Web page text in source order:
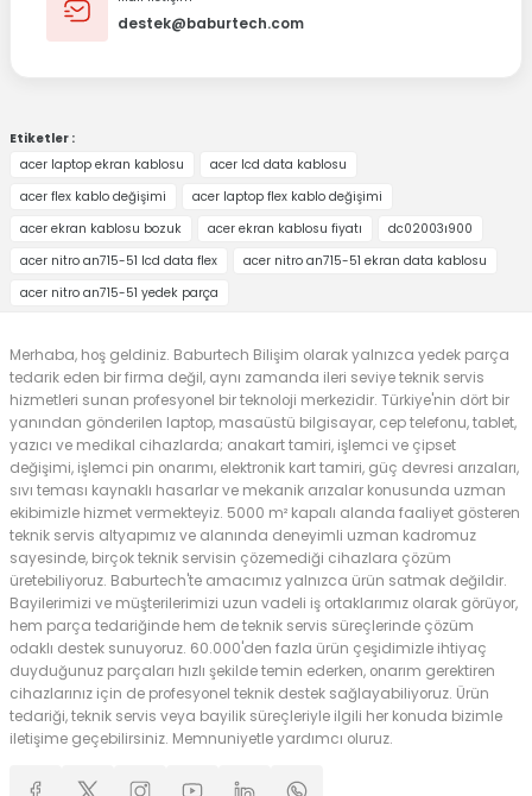
destek@baburtech.com
Etiketler :
acer laptop ekran kablosu
acer lcd data kablosu
acer flex kablo değişimi
acer laptop flex kablo değişimi
acer ekran kablosu bozuk
acer ekran kablosu fiyatı
dc02003ı900
acer nitro an715-51 lcd data flex
acer nitro an715-51 ekran data kablosu
acer nitro an715-51 yedek parça
Merhaba, hoş geldiniz. Baburtech Bilişim olarak yalnızca yedek parça
tedarik eden bir firma değil, aynı zamanda ileri seviye teknik servis
hizmetleri sunan profesyonel bir teknoloji merkezidir. Türkiye'nin dört bir
yanından gönderilen laptop, masaüstü bilgisayar, cep telefonu, tablet,
yazıcı ve medikal cihazlarda; anakart tamiri, işlemci ve çipset
değişimi, işlemci pin onarımı, elektronik kart tamiri, güç devresi arızaları,
sıvı teması kaynaklı hasarlar ve mekanik arızalar konusunda uzman
ekibimizle hizmet vermekteyiz. 5000 m² kapalı alanda faaliyet gösteren
teknik servis altyapımız ve alanında deneyimli uzman kadromuz
sayesinde, birçok teknik servisin çözemediği cihazlara çözüm
üretebiliyoruz. Baburtech'te amacımız yalnızca ürün satmak değildir.
Bayilerimizi ve müşterilerimizi uzun vadeli iş ortaklarımız olarak görüyor,
hem parça tedariğinde hem de teknik servis süreçlerinde çözüm
odaklı destek sunuyoruz. 60.000'den fazla ürün çeşidimizle ihtiyaç
duyduğunuz parçaları hızlı şekilde temin ederken, onarım gerektiren
cihazlarınız için de profesyonel teknik destek sağlayabiliyoruz. Ürün
tedariği, teknik servis veya bayilik süreçleriyle ilgili her konuda bizimle
iletişime geçebilirsiniz. Memnuniyetle yardımcı oluruz.